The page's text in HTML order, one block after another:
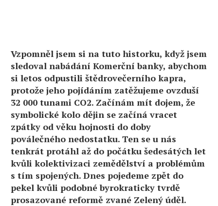
Vzpomněl jsem si na tuto historku, když jsem
sledoval nabádání Komerční banky, abychom
si letos odpustili štědrovečerního kapra,
protože jeho pojídáním zatěžujeme ovzduší
32 000 tunami CO2. Začínám mít dojem, že
symbolické kolo dějin se začíná vracet
zpátky od věku hojnosti do doby
poválečného nedostatku. Ten se u nás
tenkrát protáhl až do počátku šedesátých let
kvůli kolektivizaci zemědělství a problémům
s tím spojených. Dnes pojedeme zpět do
pekel kvůli podobné byrokraticky tvrdě
prosazované reformě zvané Zelený úděl.